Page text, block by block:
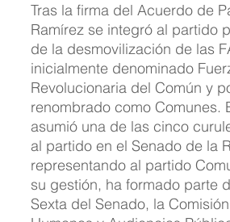
Tras la firma del Acuerdo de
Ramírez se integró al partido
de la desmovilización de las
inicialmente denominado
Revolucionaria del Común y
renombrado como Comunes.
asumió una de las cinco
al partido en el Senado de la
representando al partido
su gestión, ha formado parte
Sexta del Senado, la